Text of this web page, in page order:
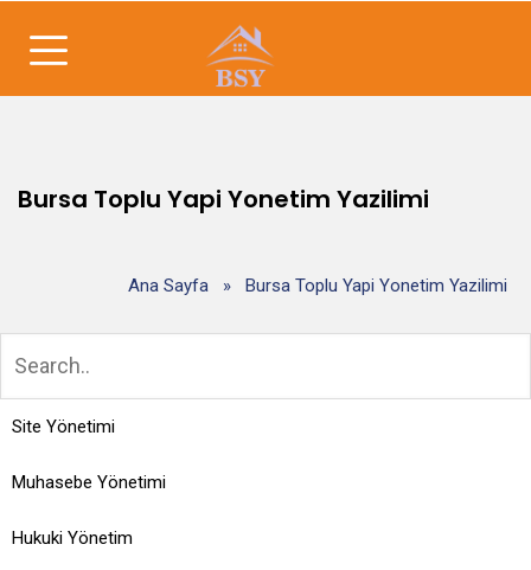
Bursa Toplu Yapi Yonetim Yazilimi
Ana Sayfa » Bursa Toplu Yapi Yonetim Yazilimi
Site Yönetimi
Muhasebe Yönetimi
Hukuki Yönetim